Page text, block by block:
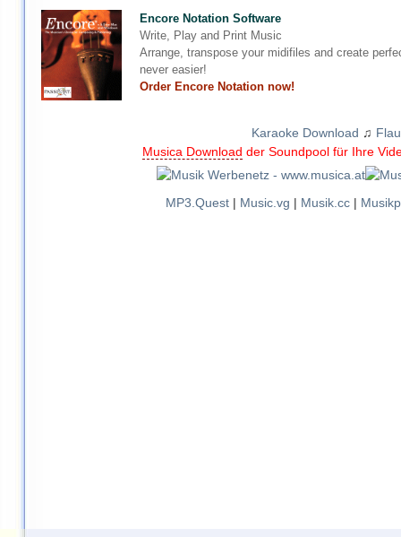
Encore Notation Software
Write, Play and Print Music
Arrange, transpose your midifiles and create
never easier!
Order Encore Notation now!
Karaoke Download ♫
Musica Download der Soundpool für Ihre
MP3.Quest| Music.vg | Musik.cc|